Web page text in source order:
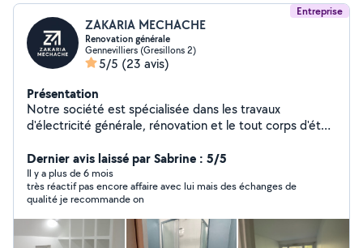
Entreprise
ZAKARIA MECHACHE
Renovation générale
Gennevilliers (Gresillons 2)
5/5 (23 avis)
Présentation
Notre société est spécialisée dans les travaux
d'électricité générale, rénovation et le tout corps d'état,
Entourés d'une équipe d'artisans qualifiés et passionnés,
nous réalisons tous types de projets : électricité,
plomberie, peinture, maçonnerie, carrelage,
aménagement intérieur et extérieur. Fiables, réactifs et
rigoureux, nous mettons notre savoir-faire au service de
vos chantiers pour vous garantir un résultat de qualité,
Dernier avis laissé par Sabrine : 5/5
Il y a plus de 6 mois
très réactif pas encore affaire avec lui mais des échanges de
qualité je recommande on